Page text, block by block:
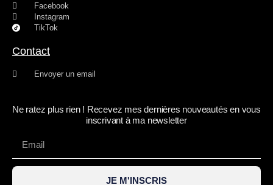
Facebook
Instagram
TikTok
Contact
Envoyer un email
Ne ratez plus rien ! Recevez mes dernières nouveautés en vous
inscrivant à ma newsletter
JE M'INSCRIS